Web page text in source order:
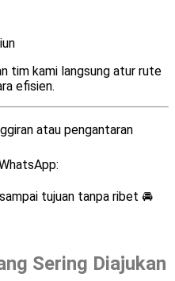
tim kami langsung atur rute
efisien.
atau pengantaran
tujuan tanpa ribet 🚘
Sering Diajukan